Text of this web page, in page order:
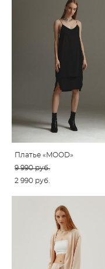
Платье «MOOD»
9 990 pуб.
2 990 pуб.